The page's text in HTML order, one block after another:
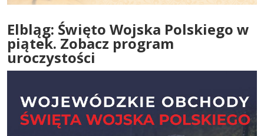
Elbląg: Święto Wojska Polskiego w
piątek. Zobacz program
uroczystości